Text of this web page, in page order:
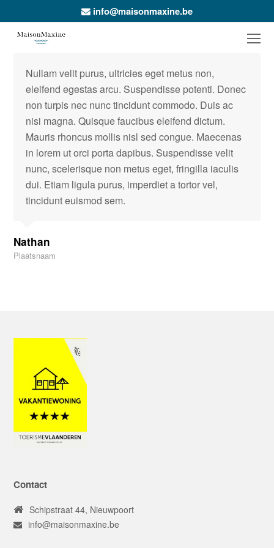
info@maisonmaxine.be
Nullam velit purus, ultricies eget metus non,
eleifend egestas arcu. Suspendisse potenti. Donec
non turpis nec nunc tincidunt commodo. Duis ac
nisi magna. Quisque faucibus eleifend dictum.
Mauris rhoncus mollis nisl sed congue. Maecenas
in lorem ut orci porta dapibus. Suspendisse velit
nunc, scelerisque non metus eget, fringilla iaculis
dui. Etiam ligula purus, imperdiet a tortor vel,
tincidunt euismod sem.
Nathan
Plaatsnaam
Contact
Schipstraat 44, Nieuwpoort
info@maisonmaxine.be